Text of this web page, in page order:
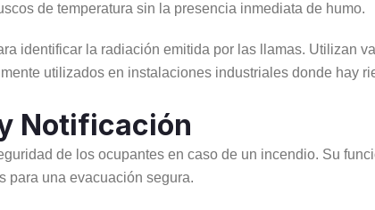
de temperatura sin la presencia inmediata de humo.
identificar la radiación emitida por las llamas. Utilizan
utilizados en instalaciones industriales donde hay
Notificación
de los ocupantes en caso de un incendio. Su
para una evacuación segura.